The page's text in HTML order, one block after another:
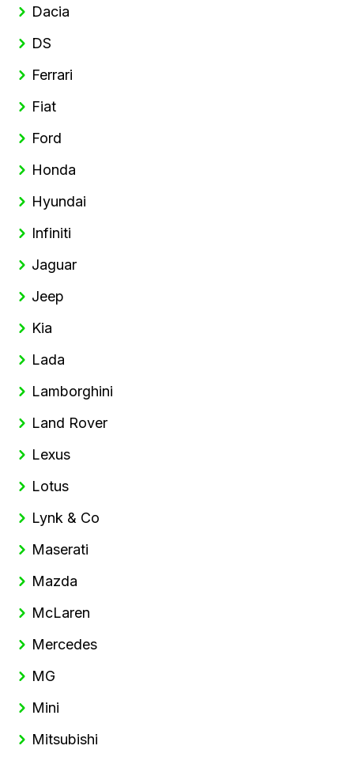
Dacia
DS
Ferrari
Fiat
Ford
Honda
Hyundai
Infiniti
Jaguar
Jeep
Kia
Lada
Lamborghini
Land Rover
Lexus
Lotus
Lynk & Co
Maserati
Mazda
McLaren
Mercedes
MG
Mini
Mitsubishi